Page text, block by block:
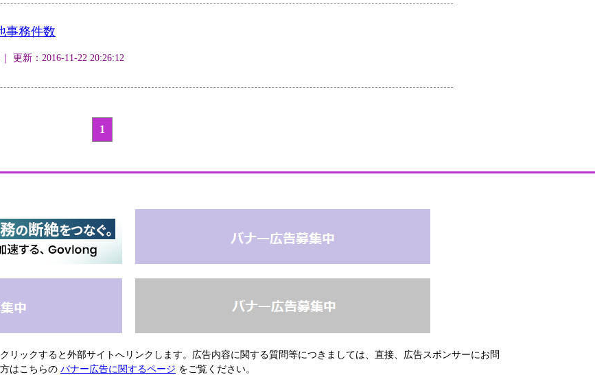
事務件数
更新：2016-11-22 20:26:12
1
リックすると外部サイトへリンクします。広告内容に関する質問等につきましては、直接、広告スポンサーにお問
はこちらの バナー広告に関するページ をご覧ください。